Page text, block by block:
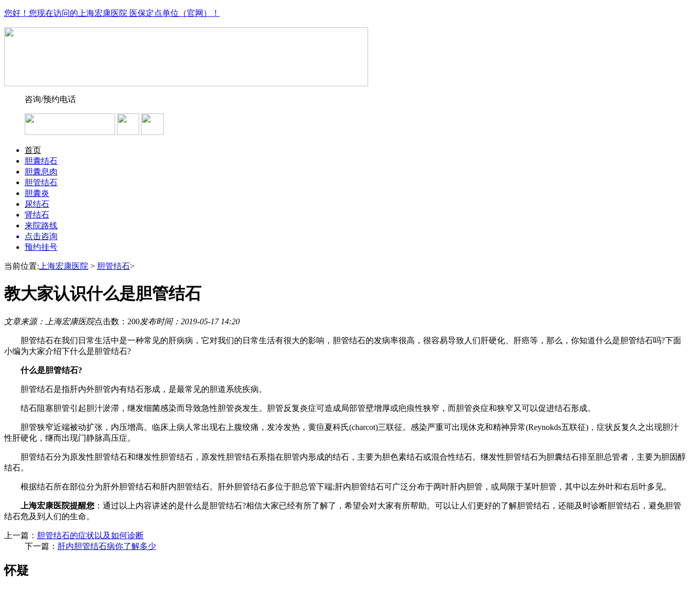
您好！您现在访问的上海宏康医院 医保定点单位（官网）！
咨询/预约电话
首页
胆囊结石
胆囊息肉
胆管结石
胆囊炎
尿结石
肾结石
来院路线
点击咨询
预约挂号
当前位置: 上海宏康医院 > 胆管结石>
教大家认识什么是胆管结石
文章来源：上海宏康医院点击数：200发布时间：2019-05-17 14:20
胆管结石在我们日常生活中是一种常见的肝病病，它对我们的日常生活有很大的影响，胆管结石的发病率很高，很容易导致人们肝硬化、肝癌等，那么，你知道什么是胆管结石吗?下面
小编为大家介绍下什么是胆管结石?
什么是胆管结石?
胆管结石是指肝内外胆管内有结石形成，是最常见的胆道系统疾病。
结石阻塞胆管引起胆汁淤滞，继发细菌感染而导致急性胆管炎发生。胆管反复炎症可造成局部管壁增厚或疤痕性狭窄，而胆管炎症和狭窄又可以促进结石形成。
胆管狭窄近端被动扩张，内压增高。临床上病人常出现右上腹绞痛，发冷发热，黄疸夏科氏(charcot)三联征。感染严重可出现休克和精神异常(Reynokds五联征)，症状反复久之出现胆汁
性肝硬化，继而出现门静脉高压症。
胆管结石分为原发性胆管结石和继发性胆管结石，原发性胆管结石系指在胆管内形成的结石，主要为胆色素结石或混合性结石。继发性胆管结石为胆囊结石排至胆总管者，主要为胆固醇
结石。
根据结石所在部位分为肝外胆管结石和肝内胆管结石。肝外胆管结石多位于胆总管下端;肝内胆管结石可广泛分布于两叶肝内胆管，或局限于某叶胆管，其中以左外叶和右后叶多见。
上海宏康医院提醒您 ：通过以上内容讲述的是什么是胆管结石?相信大家已经有所了解了，希望会对大家有所帮助。可以让人们更好的了解胆管结石，还能及时诊断胆管结石，避免胆管
结石危及到人们的生命。
上一篇： 胆管结石的症状以及如何诊断
下一篇： 肝内胆管结石病你了解多少
怀疑